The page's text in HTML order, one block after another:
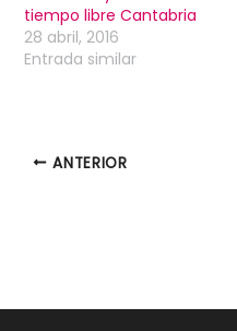
tiempo libre Cantabria
28 abril, 2016
Entrada similar
ANTERIOR